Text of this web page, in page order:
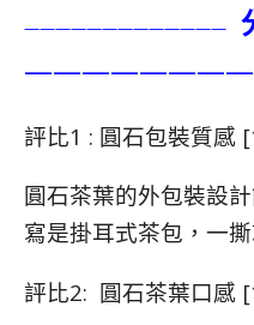
—————————————
評比1 : 圓石包裝質感
圓石茶葉的外包裝設
寫是掛耳式茶包，一
評比2: 圓石茶葉口感